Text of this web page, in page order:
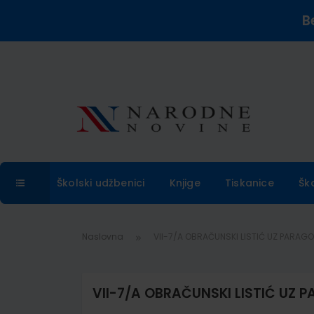
Školski udžbenici Knjige Tiskanice
Naslovna
VII-7/A OBRAČUNSKI LISTIĆ UZ